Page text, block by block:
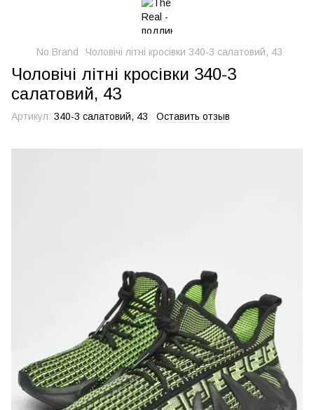
No Brand Чоловічі літні кросівки 340-3 салатовий, 43
Чоловічі літні кросівки 340-3
салатовий, 43
Артикул: 340-3 салатовий, 43 Оставить отзыв